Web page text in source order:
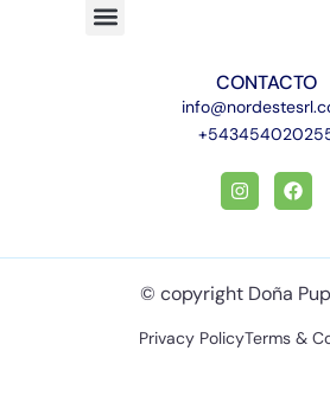
CONTACTO
© copyright Doña
Privacy PolicyTerms &